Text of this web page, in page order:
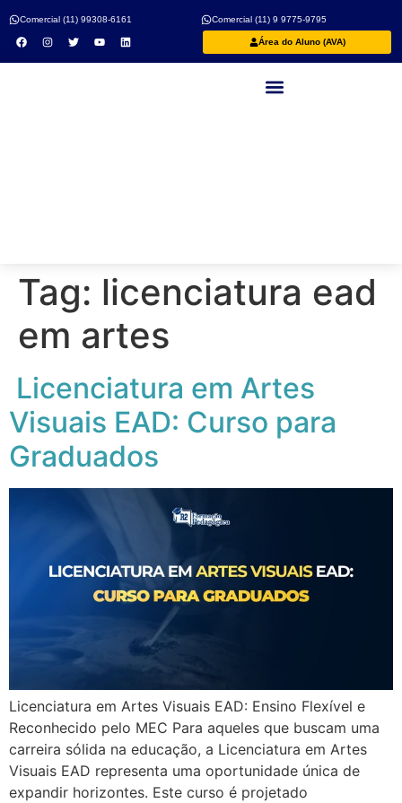
Comercial (11) 99308-6161 Comercial (11) 9 9775-9795
Área do Aluno (AVA)
Tag: licenciatura ead
em artes
Licenciatura em Artes
Visuais EAD: Curso para
Graduados
Licenciatura em Artes Visuais EAD: Ensino Flexível e
Reconhecido pelo MEC Para aqueles que buscam uma
carreira sólida na educação, a Licenciatura em Artes
Visuais EAD representa uma oportunidade única de
expandir horizontes. Este curso é projetado